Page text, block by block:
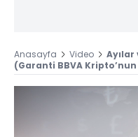
Anasayfa Video
(Garanti BBVA